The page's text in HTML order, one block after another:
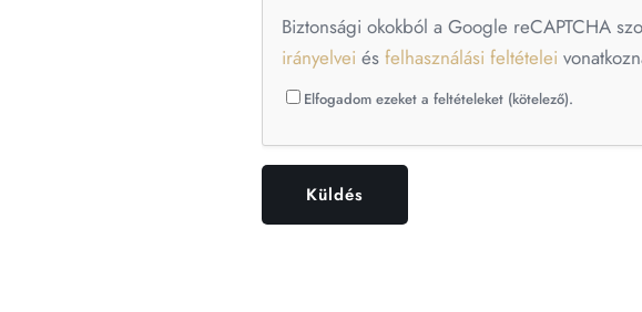
Biztonsági okokból a Google reCAPTCHA
irányelvei és felhasználási feltételei
Elfogadom ezeket a feltételeket (kötelező).